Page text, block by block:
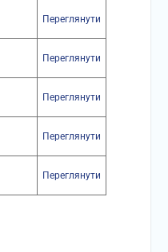
Переглянути
Переглянути
Переглянути
Переглянути
Переглянути